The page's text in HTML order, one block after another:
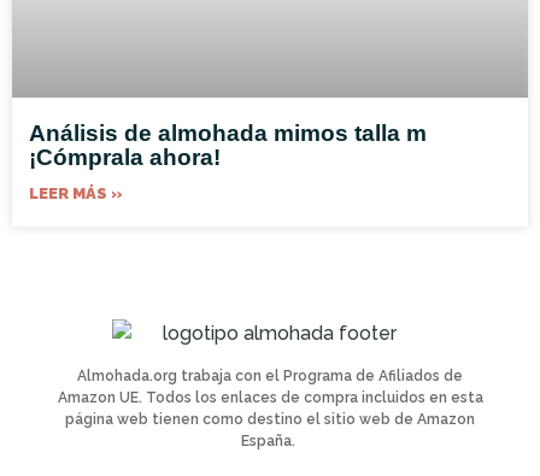
Análisis de almohada mimos talla m
¡Cómprala ahora!
LEER MÁS »
Almohada.org trabaja con el Programa de Afiliados de
Amazon UE. Todos los enlaces de compra incluidos en esta
página web tienen como destino el sitio web de Amazon
España.